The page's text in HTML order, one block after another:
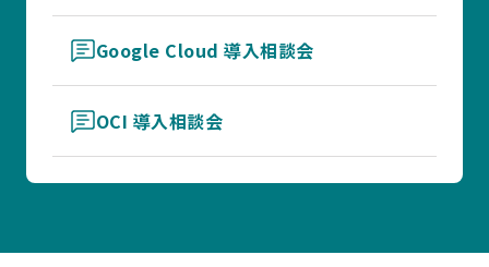
Google Cloud 導入相談会
OCI 導入相談会